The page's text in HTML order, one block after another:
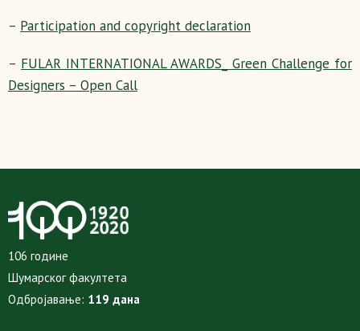
– Participation and copyright declaration
– FULAR INTERNATIONAL AWARDS_ Green Challenge for
Designers – Open Call
106 године
Шумарског факултета
Одбројавање: 119 дана